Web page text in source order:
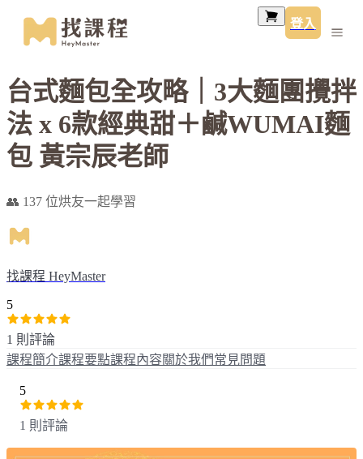
登入
台式麵包全攻略｜3大麵團攪拌
法 x 6款經典甜＋鹹WUMAI麵
包 黃宗辰老師
👥 137 位烘友一起學習
找課程 HeyMaster
5
1 則評論
課程簡介課程要點課程內容關於我們常見問題
5
1 則評論